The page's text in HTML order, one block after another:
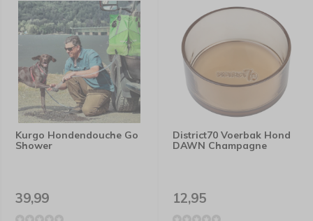
Kurgo Hondendouche Go
Shower
39,99
District70 Voerbak Hond
DAWN Champagne
12,95